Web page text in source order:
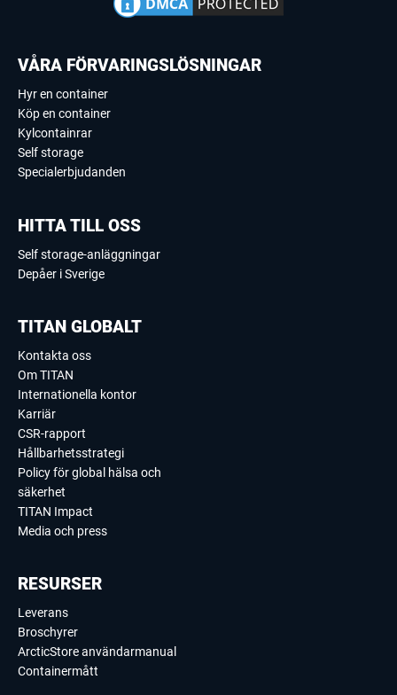
VÅRA FÖRVARINGSLÖSNINGAR
Hyr en container
Köp en container
Kylcontainrar
Self storage
Specialerbjudanden
HITTA TILL OSS
Self storage-anläggningar
Depåer i Sverige
TITAN GLOBALT
Kontakta oss
Om TITAN
Internationella kontor
Karriär
CSR-rapport
Hållbarhetsstrategi
Policy för global hälsa och
säkerhet
TITAN Impact
Media och press
RESURSER
Leverans
Broschyrer
ArcticStore användarmanual
Containermått